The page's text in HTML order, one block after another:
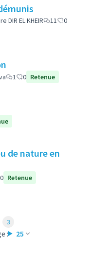
EL KHEIR 11
0
1 0 Retenue
0 Retenue
: 25
3